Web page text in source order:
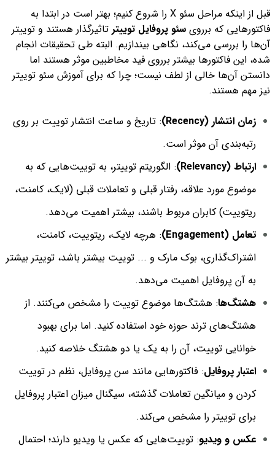
قبل از اینکه مراحل سئو X را شروع کنیم؛ بهتر است در ابتدا به
فاکتورهایی که برروی سئو پروفایل توییتر تاثیرگذار هستند و توییتر
آن‌ها را بررسی می‌کند، نگاهی بیندازیم. البته طی تحقیقات انجام
شده، این فاکتورها بیشتر برروی فید مخاطبین موثر هستند اما
دانستن آن‌ها خالی از لطف نیست؛ چرا که برای آموزش سئو توییتر
نیز مهم هستند.
زمان انتشار (Recency)
: تاریخ و ساعت انتشار توییت بر روی
رتبه‌بندی آن موثر است.
ارتباط (Relevancy)
: الگوریتم توییتر، به توییت‌هایی که به
موضوع مورد علاقه، رفتار قبلی و تعاملات قبلی (لایک، کامنت،
ریتوییت) کابران مربوط باشند، بیشتر اهمیت می‌دهد.
تعامل (Engagement)
: هرچه لایک، ریتوییت، کامنت،
اشتراک‌گذاری، بوک مارک و ... توییت بیشتر باشد، توییتر بیشتر
به آن پروفایل اهمیت می‌دهد.
هشتگ‌ها: هشتگ‌ها موضوع توییت را مشخص می‌کنند. از
هشتگ‌های ترند حوزه خود استفاده کنید. اما برای بهبود
خوانایی توییت، آن را به یک یا دو هشتگ خلاصه کنید.
اعتبار پروفایل: فاکتورهایی مانند سن پروفایل، نظم در توییت
کردن و میانگین تعاملات گذشته، سیگنال میزان اعتبار پروفایل
برای توییتر را مشخص می‌کند.
عکس و ویدیو: توییت‌هایی که عکس یا ویدیو دارند؛ احتمال